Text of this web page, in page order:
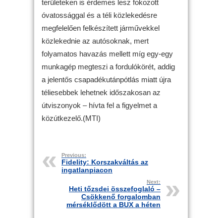
területeken is érdemes lesz fokozott
óvatossággal és a téli közlekedésre
megfelelően felkészített járművekkel
közlekednie az autósoknak, mert
folyamatos havazás mellett míg egy-egy
munkagép megteszi a fordulókörét, addig
a jelentős csapadékutánpótlás miatt újra
téliesebbek lehetnek időszakosan az
útviszonyok – hívta fel a figyelmet a
közútkezelő.(MTI)
Previous:
Fidelity: Korszakváltás az
ingatlanpiacon
Next:
Heti tőzsdei összefoglaló –
Csökkenő forgalomban
mérséklődött a BUX a héten